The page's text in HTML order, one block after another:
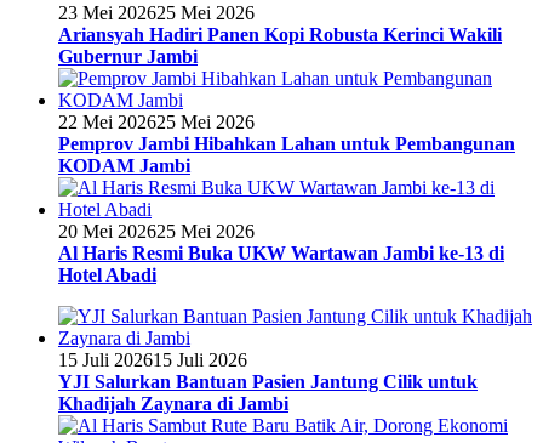
23 Mei 202625 Mei 2026
Ariansyah Hadiri Panen Kopi Robusta Kerinci Wakili
Gubernur Jambi
22 Mei 202625 Mei 2026
Pemprov Jambi Hibahkan Lahan untuk Pembangunan
KODAM Jambi
20 Mei 202625 Mei 2026
Al Haris Resmi Buka UKW Wartawan Jambi ke-13 di
Hotel Abadi
15 Juli 202615 Juli 2026
YJI Salurkan Bantuan Pasien Jantung Cilik untuk
Khadijah Zaynara di Jambi